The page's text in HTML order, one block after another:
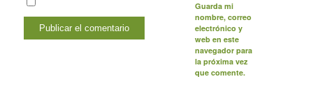
Guarda mi
nombre, correo
electrónico y
web en este
navegador para
la próxima vez
que comente.